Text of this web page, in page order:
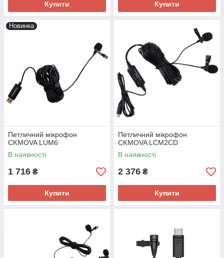
Купити Купити
Новинка
Петличний мікрофон
CKMOVA LUM6
В наявності
1 716 ₴
Купити
Петличний мікрофон
CKMOVA LCM2CD
В наявності
2 376 ₴
Купити